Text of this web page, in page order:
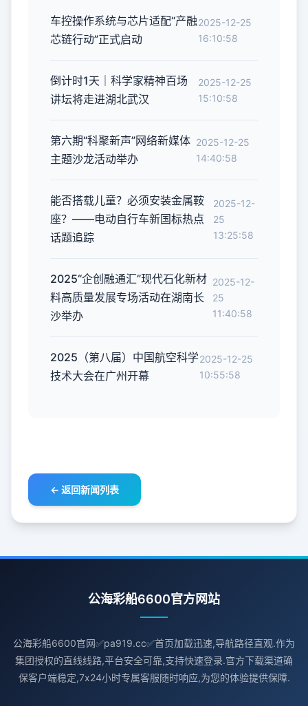
车控操作系统与芯片适配“产融
芯链行动”正式启动
2025-12-25
16:10:58
倒计时1天｜科学家精神百场
讲坛将走进湖北武汉
2025-12-25
15:10:58
第六期“科聚新声”网络新媒体
主题沙龙活动举办
2025-12-25
14:40:58
能否搭载儿童？必须安装金属鞍
座？——电动自行车新国标热点
话题追踪
2025-12-
25
13:25:58
2025“企创融通汇”现代石化新材
料高质量发展专场活动在湖南长
沙举办
2025-12-
25
11:40:58
2025（第八届）中国航空科学
技术大会在广州开幕
2025-12-25
10:55:58
← 返回新闻列表
公海彩船6600官方网站
公海彩船6600官网✅pa919.cc✅首页加载迅速,导航路径直观.作为
集团授权的直线线路,平台安全可靠,支持快速登录.官方下载渠道确
保客户端稳定,7x24小时专属客服随时响应,为您的体验提供保障.